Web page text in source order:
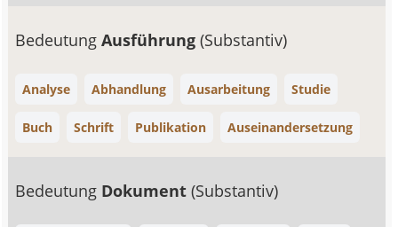
BedeutungAusführung(Substantiv)
Analyse Abhandlung Ausarbeitung Studie
Buch Schrift Publikation Auseinandersetzung
Bedeutung Dokument(Substantiv)